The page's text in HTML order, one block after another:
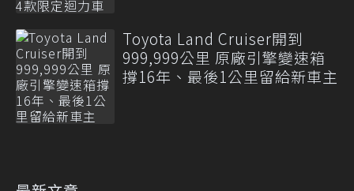
Toyota Land Cruiser開到
999,999公里 原廠引擎變速箱
撐16年、最後1公里留給新車主